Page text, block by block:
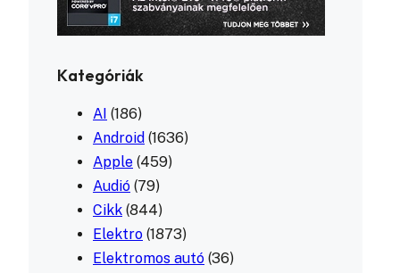
Kategóriák
AI (186)
Android (1636)
Apple (459)
Audió (79)
Cikk (844)
Elektro (1873)
Elektromos autó (36)